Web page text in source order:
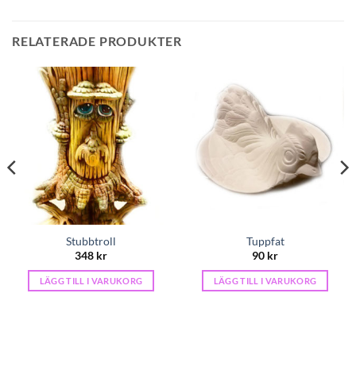
RELATERADE PRODUKTER
Stubbtroll
348 kr
LÄGG TILL I VARUKORG
Tuppfat
90 kr
LÄGG TILL I VARUKORG